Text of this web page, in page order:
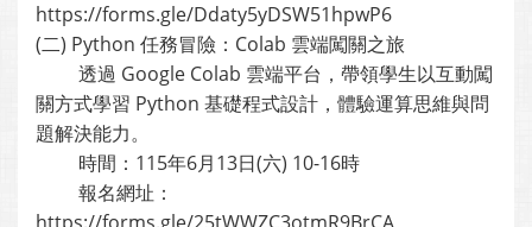
https://forms.gle/Ddaty5yDSW51hpwP6
(二) Python 任務冒險：Colab 雲端闖關之旅
透過 Google Colab 雲端平台，帶領學生以互動闖
關方式學習 Python 基礎程式設計，體驗運算思維與問
題解決能力。
時間：115年6月13日(六) 10-16時
報名網址：